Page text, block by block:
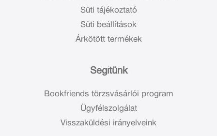
Süti tájékoztató
Süti beállítások
Árkötött termékek
Segítünk
Bookfriends törzsvásárlói program
Ügyfélszolgálat
Visszaküldési irányelveink